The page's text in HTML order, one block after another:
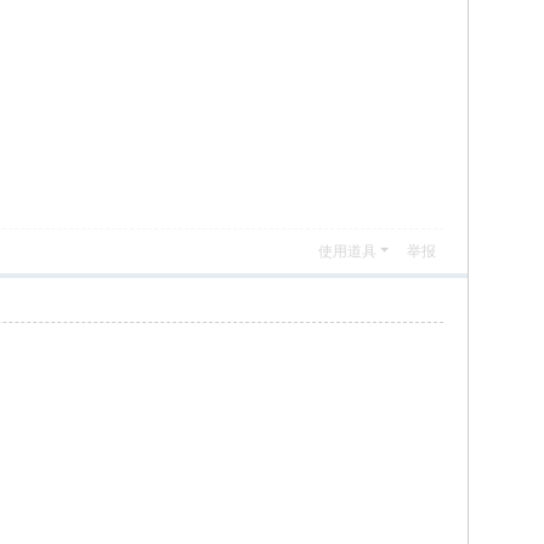
使用道具 举报